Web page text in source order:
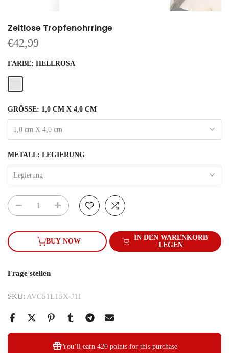
Zeitlose Tropfenohrringe
€42,99
FARBE: HELLROSA
GRÖSSE: 1,0 CM X 4,0 CM
1,0 cm X 4,0 cm
METALL: LEGIERUNG
Legierung
BUY NOW
IN DEN WARENKORB
LEGEN
Frage stellen
SKU: AVC51L15X-J11
You’ll earn 420 pointsfor this purchase